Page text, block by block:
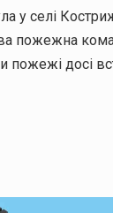
селі
пожежна
пожежі досі